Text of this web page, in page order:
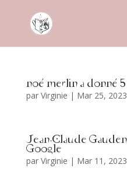
noé merlin a donné
par Virginie | Mar 25, 2023
Jean-Claude
Google
par Virginie | Mar 11, 2023